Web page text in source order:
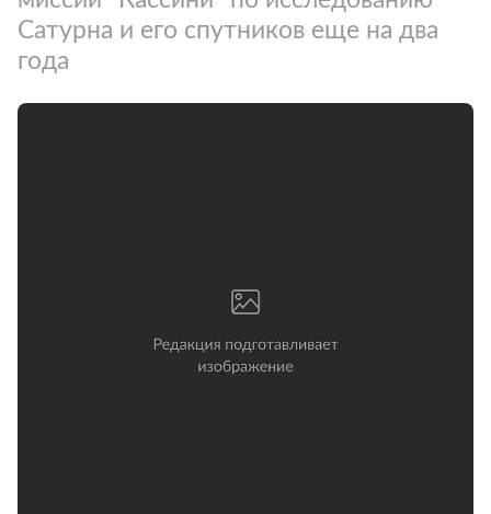
Сатурна и его спутников еще на два
года